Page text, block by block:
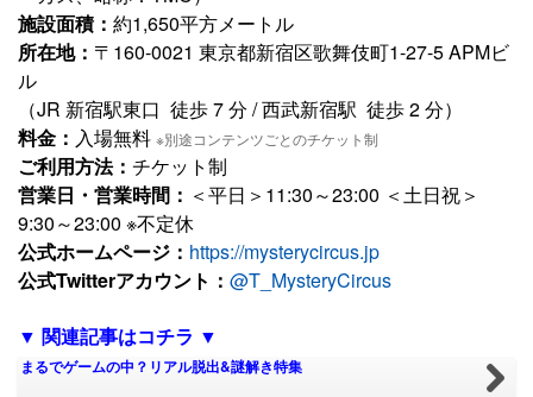
施設面積： 約1,650平方メートル
所在地： 〒160-0021 東京都新宿区歌舞伎町1-27-5 APMビ
ル
（JR 新宿駅東口 徒歩 7 分 / 西武新宿駅 徒歩 2 分）
料金： 入場無料 ※別途コンテンツごとのチケット制
ご利用方法： チケット制
営業日・営業時間： ＜平日＞11:30～23:00 ＜土日祝＞
9:30～23:00 ※不定休
公式ホームページ： https://mysterycircus.jp
公式Twitterアカウント： @T_MysteryCircus
▼ 関連記事はコチラ ▼
まるでゲームの中？リアル脱出&謎解き特集